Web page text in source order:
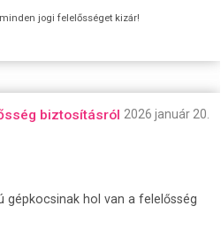
jogi felelősséget kizár!
biztosításról 2026 január 20.
gépkocsinak hol van a felelősség